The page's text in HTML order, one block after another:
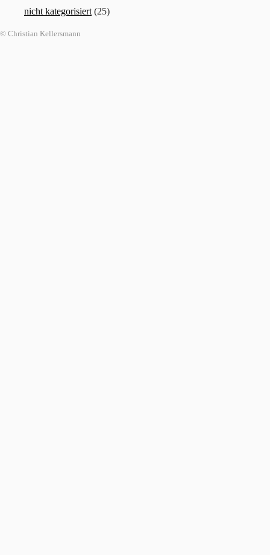
nicht kategorisiert (25)
© Christian Kellersmann